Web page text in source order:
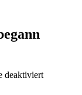
deaktiviertfür